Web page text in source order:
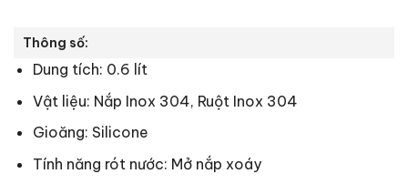
Thông số:
Dung tích: 0.6 lít
Vật liệu: Nắp Inox 304, Ruột Inox 304
Gioăng: Silicone
Tính năng rót nước: Mở nắp xoáy